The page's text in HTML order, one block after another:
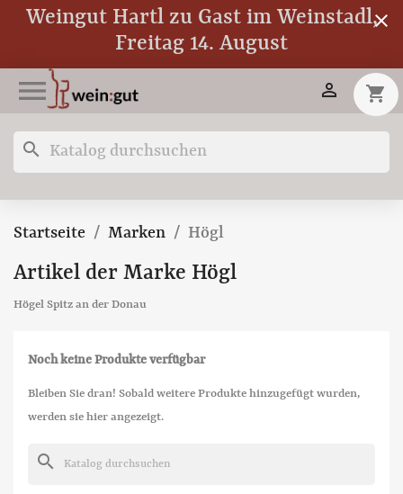
Weingut Hartl zu Gast im Weinstadl,
Freitag 14. August
close
 shopping_cart

search
Startseite Marken Högl
Artikel der Marke Högl
Högel Spitz an der Donau
Noch keine Produkte verfügbar
Bleiben Sie dran! Sobald weitere Produkte hinzugefügt wurden,
werden sie hier angezeigt.
search